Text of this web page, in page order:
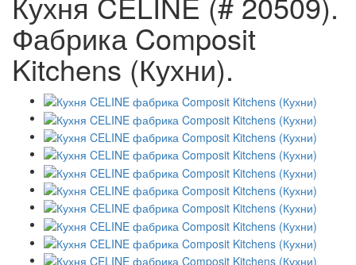
Фабрика Composit
Kitchens (Кухни).